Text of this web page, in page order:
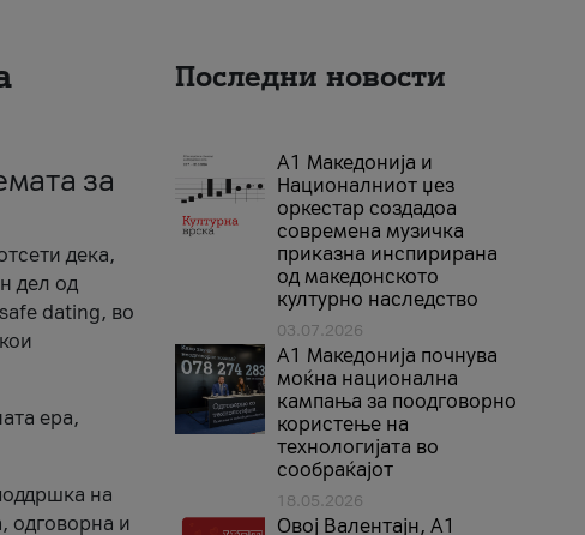
за
дека,
дел од
dating, во
ера,
на
одговорна и
Последни новости
А1 Македонија и
Националниот џез
оркестар создадоа
современа музичка
приказна инспирирана
од македонското
културно наследство
03.07.2026
A1 Македонија почнува
моќна национална
кампања за поодговорно
користење на
технологијата во
сообраќајот
18.05.2026
Овој Валентајн, A1